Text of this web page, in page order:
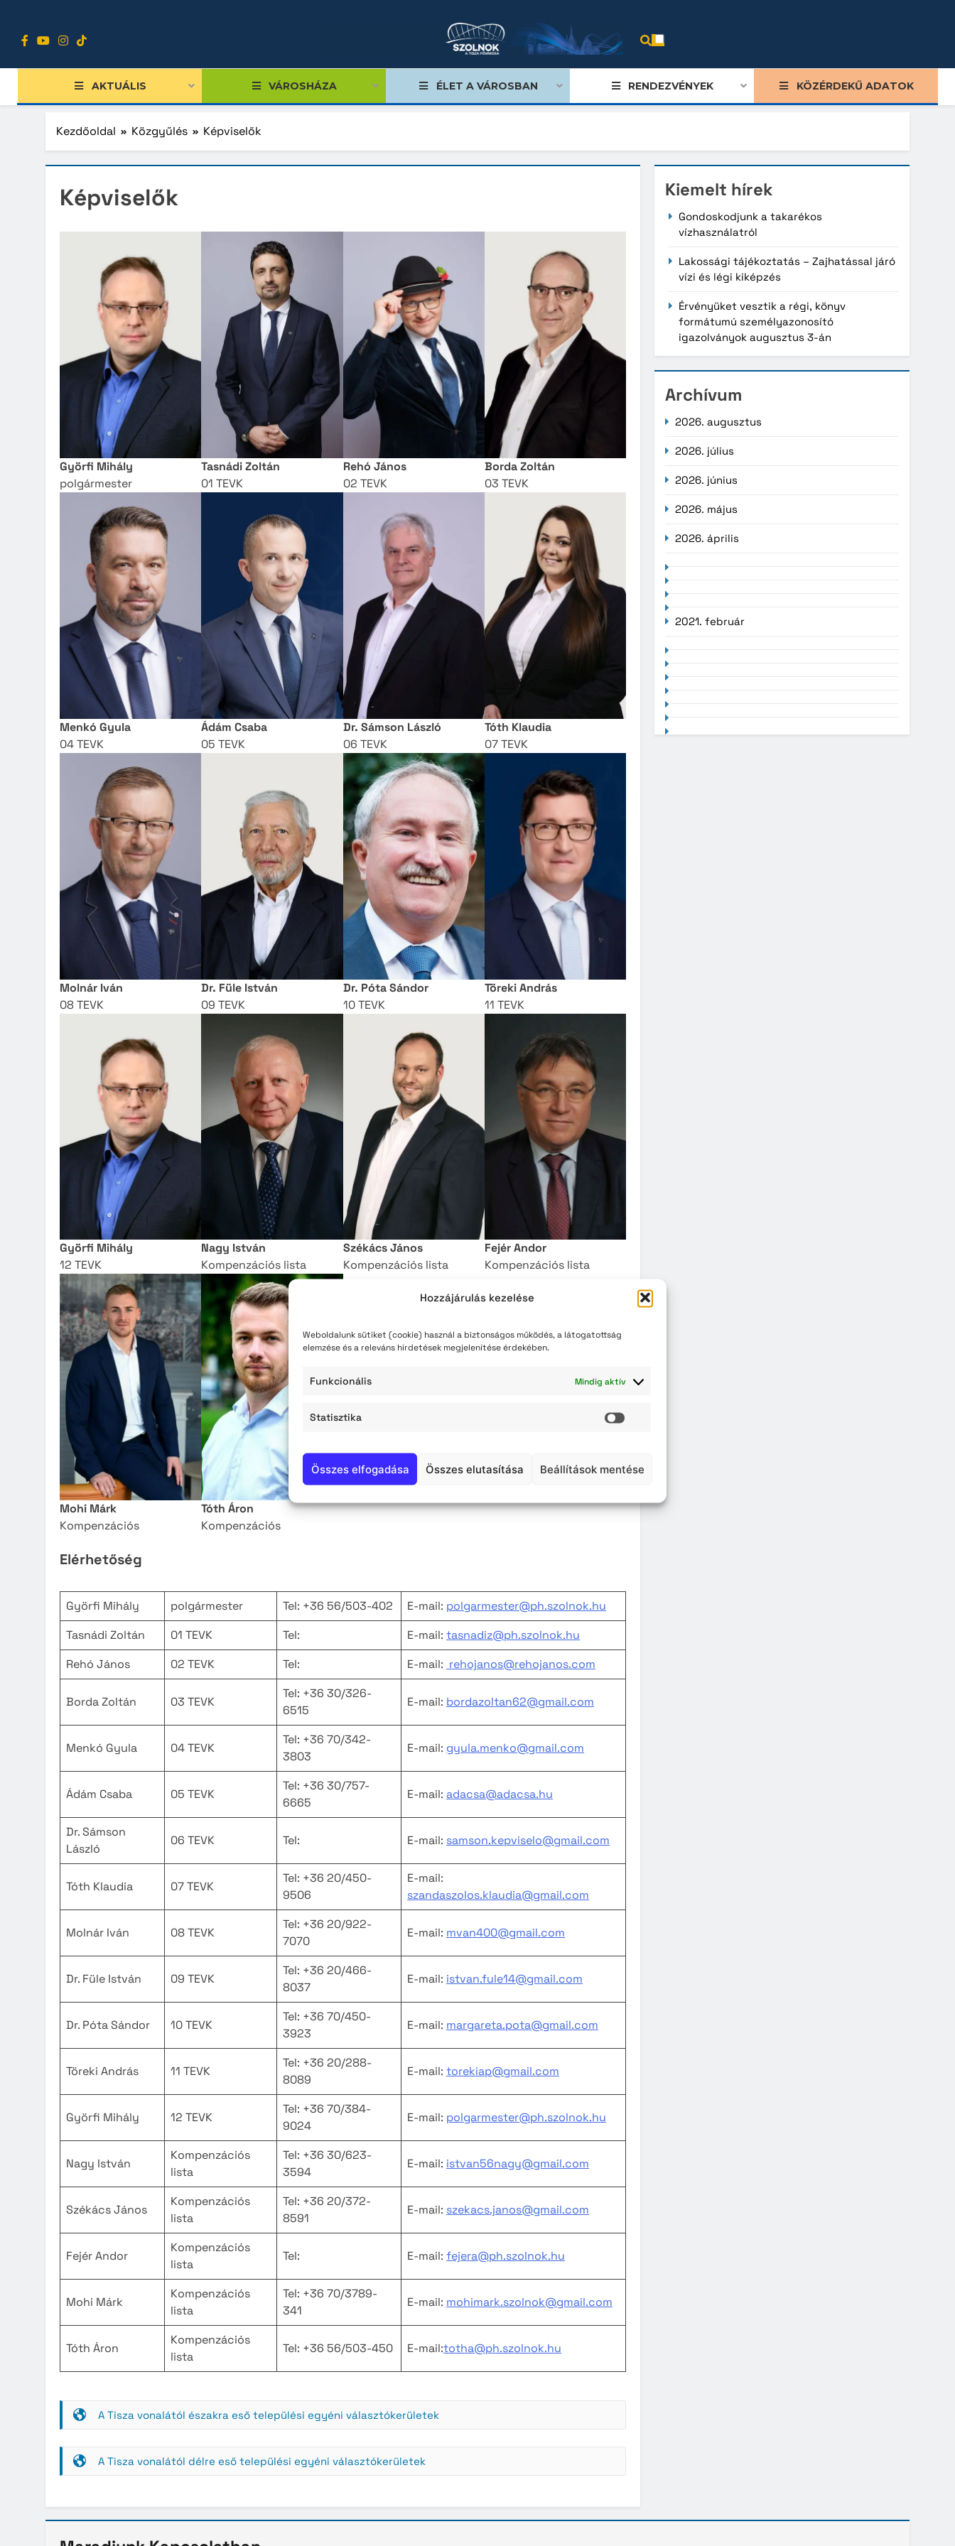
Hozzájárulás kezelése
Weboldalunk sütiket (cookie) használ a biztonságos működés, a látogatottság
elemzése és a releváns hirdetések megjelenítése érdekében.
Funkcionális Mindig aktív
Statisztika
Összes elfogadása Összes elutasítása Beállítások mentése
tartalomra
AKTUÁLIS VÁROSHÁZA
Nemzetiségi önkormányzatok
Diákpolgármester
Programok, stratégiák, koncepciók
Közzétételi lista
Közbeszerzés
ÉLET A VÁROSBAN RENDEZVÉNYEK KÖZÉRDEKŰ ADATOK
Kezdőoldal Közgyűlés Képviselők
Képviselők
Györfi Mihály
polgármester
Tasnádi Zoltán
01 TEVK
Rehó János
02 TEVK
Borda Zoltán
03 TEVK
Menkó Gyula
04 TEVK
Ádám Csaba
05 TEVK
Dr. Sámson László
06 TEVK
Tóth Klaudia
07 TEVK
Molnár Iván
08 TEVK
Dr. Füle István
09 TEVK
Dr. Póta Sándor
10 TEVK
Töreki András
11 TEVK
Györfi Mihály
12 TEVK
Nagy István
Kompenzációs lista
Székács János
Kompenzációs lista
Fejér Andor
Kompenzációs lista
Mohi Márk
Kompenzációs
Tóth Áron
Kompenzációs
Elérhetőség
Györfi Mihály polgármester Tel: +36 56/503-402 E-mail: polgarmester@ph.szolnok.hu
Tasnádi Zoltán
01 TEVK Tel: E-mail: tasnadiz@ph.szolnok.hu
Rehó János
02 TEVK Tel: E-mail: rehojanos@rehojanos.com
Borda Zoltán 03 TEVK
Tel: +36 30/326-
6515
E-mail: bordazoltan62@gmail.com
Menkó Gyula 04 TEVK
Tel: +36 70/342-
3803
E-mail: gyula.menko@gmail.com
Ádám Csaba 05 TEVK
Tel: +36 30/757-
6665
E-mail: adacsa@adacsa.hu
Dr. Sámson
László
06 TEVK Tel: E-mail: samson.kepviselo@gmail.com
Tóth Klaudia 07 TEVK
Tel: +36 20/450-
9506
E-mail:
szandaszolos.klaudia@gmail.com
Molnár Iván 08 TEVK
Tel: +36 20/922-
7070
E-mail: mvan400@gmail.com
Dr. Füle István 09 TEVK
Tel: +36 20/466-
8037
E-mail: istvan.fule14@gmail.com
Dr. Póta Sándor 10 TEVK
Tel: +36 70/450-
3923
E-mail: margareta.pota@gmail.com
Töreki András 11 TEVK
Tel: +36 20/288-
8089
E-mail: torekiap@gmail.com
Györfi Mihály 12 TEVK
Tel: +36 70/384-
9024
E-mail: polgarmester@ph.szolnok.hu
Nagy István
Kompenzációs
lista
Tel: +36 30/623-
3594
E-mail: istvan56nagy@gmail.com
Székács János
Kompenzációs
lista
Tel: +36 20/372-
8591
E-mail: szekacs.janos@gmail.com
Fejér Andor
Kompenzációs
lista
Tel: E-mail: fejera@ph.szolnok.hu
Mohi Márk
Kompenzációs
lista
Tel: +36 70/3789-
341
E-mail: mohimark.szolnok@gmail.com
Tóth Áron
Kompenzációs
lista
Tel: +36 56/503-450 E-mail:totha@ph.szolnok.hu
A Tisza vonalától északra eső települési egyéni választókerületek
A Tisza vonalától délre eső települési egyéni választókerületek
Kiemelt hírek
Gondoskodjunk a takarékos
vízhasználatról
Lakossági tájékoztatás – Zajhatással járó
vízi és légi kiképzés
Érvényüket vesztik a régi, könyv
formátumú személyazonosító
igazolványok augusztus 3-án
Archívum
2026. augusztus
2026. július
2026. június
2026. május
2026. április
2021. február